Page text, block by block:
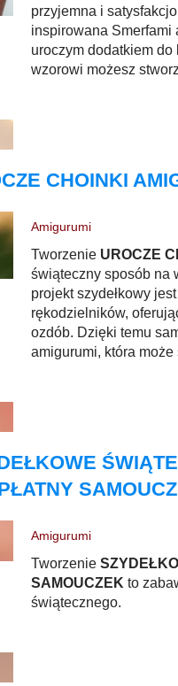
przyjemna i
inspirowana Smerfami
uroczym dodatkiem
wzorowi możesz
CHOINKI
Amigurumi
Tworzenie UROCZE
świąteczny sposób na
projekt szydełkowy
rękodzielników,
ozdób. Dzięki temu
amigurumi, która
Amigurumi
Tworzenie
SAMOUCZEK to
świątecznego.